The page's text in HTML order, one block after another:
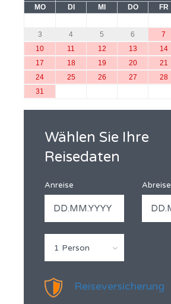
MO DI MI DO FR
3
4 5 6 7
10
11 12 13 14
17
18 19 20 21
24
25 26 27 28
31
Wählen Sie Ihre
Reisedaten
Anreise Abreise
1 Person
Reiseversicherung